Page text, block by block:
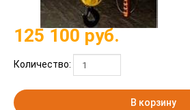
125 100руб.
Количество:
В корзину